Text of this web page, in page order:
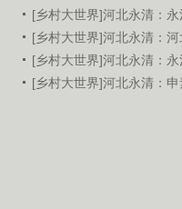
[乡村大世界]河北永清：
[乡村大世界]河北永清：
[乡村大世界]河北永清：
[乡村大世界]河北永清：申